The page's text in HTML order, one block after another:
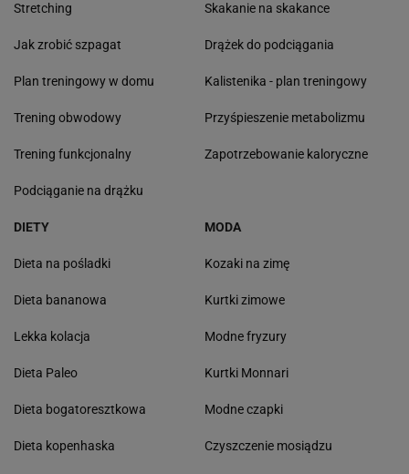
Stretching
Jak zrobić szpagat
Plan treningowy w domu
Trening obwodowy
Trening funkcjonalny
Podciąganie na drążku
Skakanie na skakance
Drążek do podciągania
Kalistenika - plan treningowy
Przyśpieszenie metabolizmu
Zapotrzebowanie kaloryczne
DIETY
Dieta na pośladki
Dieta bananowa
Lekka kolacja
Dieta Paleo
Dieta bogatoresztkowa
Dieta kopenhaska
MODA
Kozaki na zimę
Kurtki zimowe
Modne fryzury
Kurtki Monnari
Modne czapki
Czyszczenie mosiądzu